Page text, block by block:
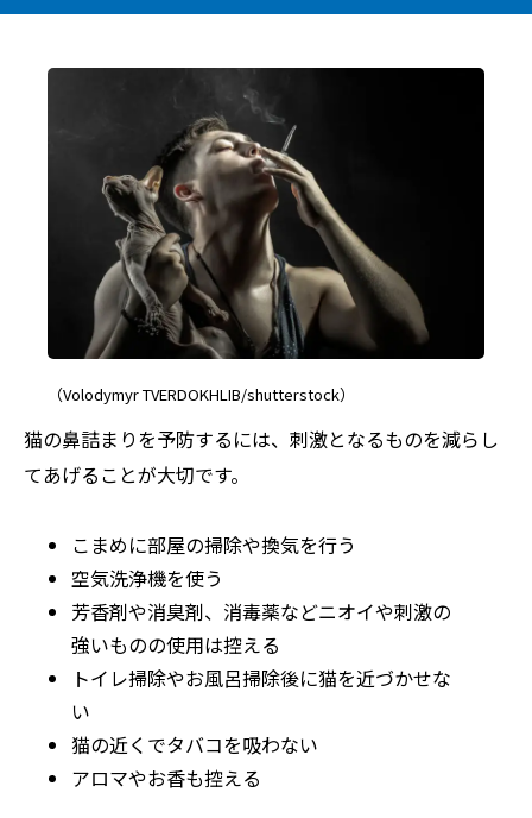
（Volodymyr TVERDOKHLIB/shutterstock）
猫の鼻詰まりを予防するには、刺激となるものを減らし
てあげることが大切です。
こまめに部屋の掃除や換気を行う
空気洗浄機を使う
芳香剤や消臭剤、消毒薬などニオイや刺激の
強いものの使用は控える
トイレ掃除やお風呂掃除後に猫を近づかせな
い
猫の近くでタバコを吸わない
アロマやお香も控える